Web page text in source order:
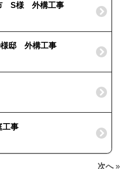
S様 外構工事
様邸 外構工事
工事
次へ»